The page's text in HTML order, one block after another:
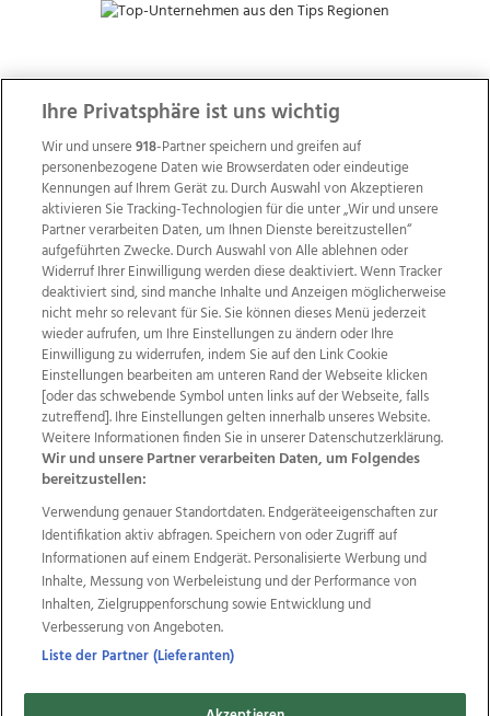
ZUR NACHRICHTENÜBERSICHT
Wir über uns Mediadaten Kontakt
Jobs
Datenschutz
Impressum
AGB Anzeigekunden
AGB Website
Ehrenkodex Politische Werbung
Weitere Angebote des Medienhauses Wimmer
TV1 di-mog-i.at OÖNow
Ischler Woche
Life Radio
OÖNachrichten
OÖN Immobilien
OÖN Karriere
OÖN Reise
Promenaden Galerien
Regionaljobs
wasistlos.at
Ihre Privatsphäre ist uns wichtig
Wir und unsere918-Partner speichern und greifen auf
personenbezogene Daten wie Browserdaten oder eindeutige
Kennungen auf Ihrem Gerät zu. Durch Auswahl von Akzeptieren
aktivieren Sie Tracking-Technologien für die unter „Wir und unsere
Partner verarbeiten Daten, um Ihnen Dienste bereitzustellen“
aufgeführten Zwecke. Durch Auswahl von Alle ablehnen oder
Widerruf Ihrer Einwilligung werden diese deaktiviert. Wenn Tracker
deaktiviert sind, sind manche Inhalte und Anzeigen möglicherweise
nicht mehr so relevant für Sie. Sie können dieses Menü jederzeit
wieder aufrufen, um Ihre Einstellungen zu ändern oder Ihre
Einwilligung zu widerrufen, indem Sie auf den Link Cookie
Einstellungen bearbeiten am unteren Rand der Webseite klicken
[oder das schwebende Symbol unten links auf der Webseite, falls
zutreffend]. Ihre Einstellungen gelten innerhalb unseres Website.
Weitere Informationen finden Sie in unserer Datenschutzerklärung.
Wir und unsere Partner verarbeiten Daten, um Folgendes
bereitzustellen:
Verwendung genauer Standortdaten. Endgeräteeigenschaften zur
Identifikation aktiv abfragen. Speichern von oder Zugriff auf
Informationen auf einem Endgerät. Personalisierte Werbung und
Inhalte, Messung von Werbeleistung und der Performance von
Inhalten, Zielgruppenforschung sowie Entwicklung und
Verbesserung von Angeboten.
Liste der Partner (Lieferanten)